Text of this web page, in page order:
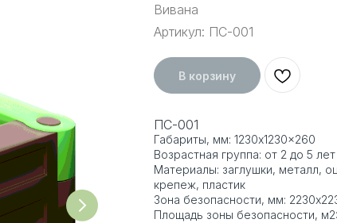
Вивана
Артикул: ПС-001
В корзину
ПС-001
Габариты, мм: 1230x1230x260
Возрастная группа: от 2 до 5 лет
Материалы: заглушки, металл,
крепеж, пластик
Зона безопасности, мм:
Площадь зоны безопасности,